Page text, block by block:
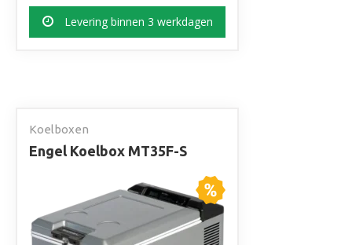
Levering binnen 3 werkdagen
Koelboxen
Engel Koelbox MT35F-S